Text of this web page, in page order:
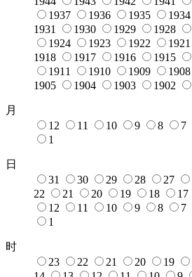
1937
1936 1935 1934
1931
1930 1929 1928
1924
1923 1922 1921
1918
1917 1916 1915
1911
1910 1909 1908
1905
1904 1903 1902
月
12
11 10 9 8 7
1
日
31
30 29 28 27
22
21 20 19 18 17
12
11 10 9 8 7
1
时
23
22 21 20 19